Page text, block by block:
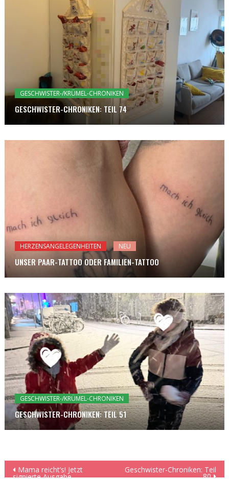
GESCHWISTER-/KRÜMEL-CHRONIKEN
GESCHWISTER-CHRONIKEN: TEIL 74
HERZENSANGELEGENHEITEN NEU
UNSER PAAR-TATTOO ODER FAMILIEN-TATTOO
GESCHWISTER-/KRÜMEL-CHRONIKEN
GESCHWISTER-CHRONIKEN: TEIL 51
Beitragsnavigation
Mama reicht’s! Jetzt
signierte Ausgabe
Geschwister-Chroniken: Teil
80